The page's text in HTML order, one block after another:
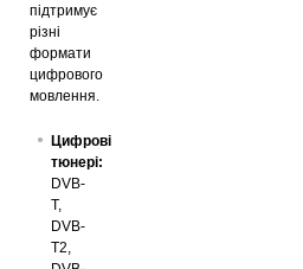
підтримує
різні
формати
цифрового
мовлення.
Цифрові
тюнері:
DVB-
T,
DVB-
T2,